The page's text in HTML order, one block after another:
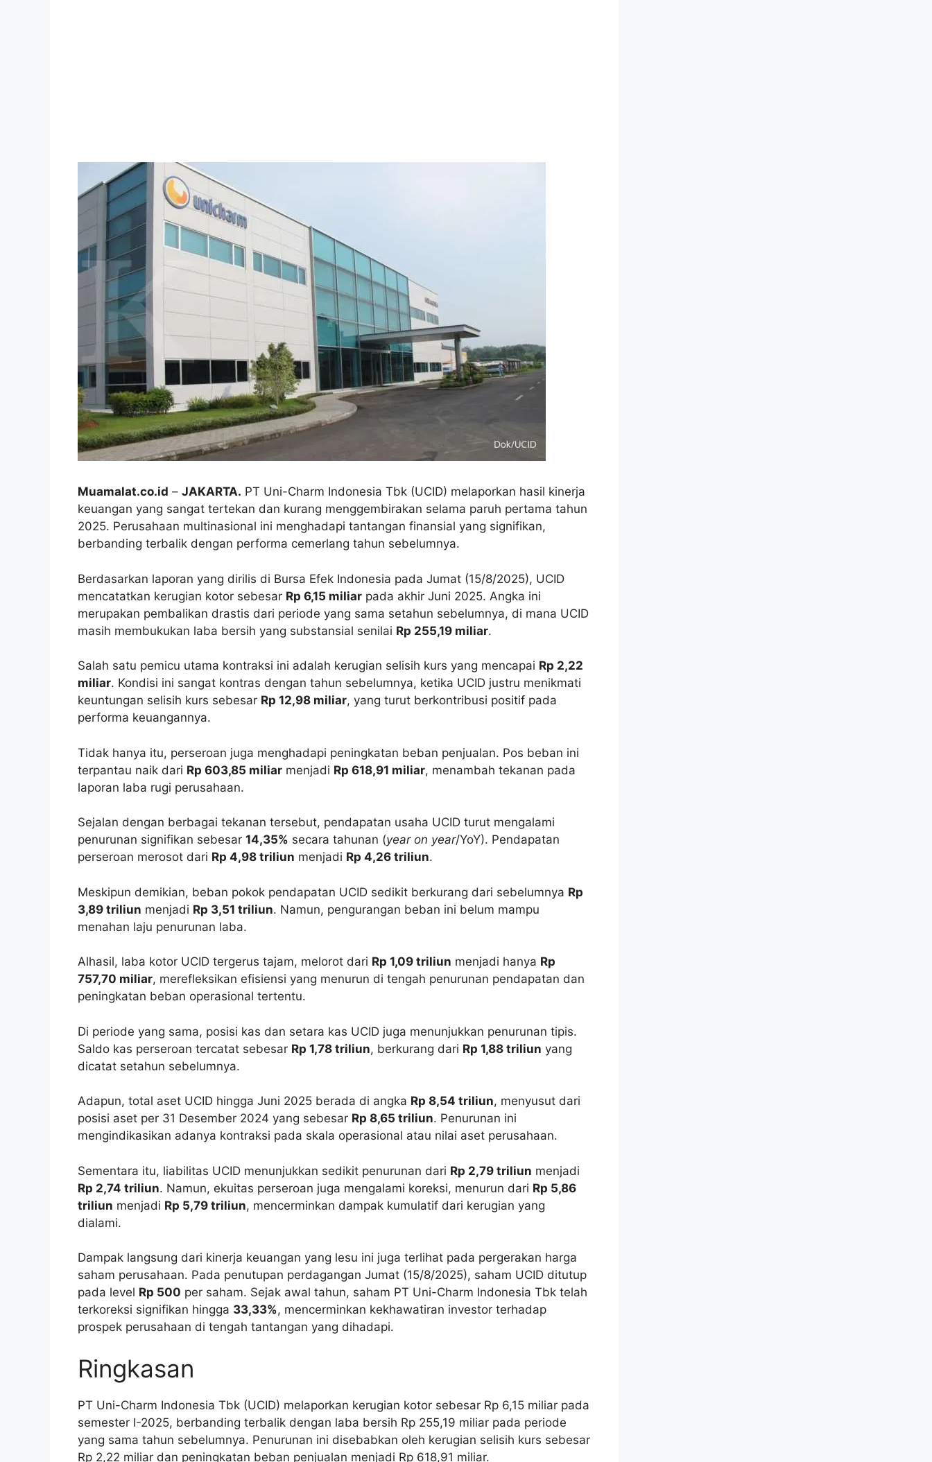
Muamalat.co.id – JAKARTA. PT Uni-Charm Indonesia Tbk (UCID) melaporkan hasil kinerja
keuangan yang sangat tertekan dan kurang menggembirakan selama paruh pertama tahun
2025. Perusahaan multinasional ini menghadapi tantangan finansial yang signifikan,
berbanding terbalik dengan performa cemerlang tahun sebelumnya.
Berdasarkan laporan yang dirilis di Bursa Efek Indonesia pada Jumat (15/8/2025), UCID
mencatatkan kerugian kotor sebesar Rp 6,15 miliar pada akhir Juni 2025. Angka ini
merupakan pembalikan drastis dari periode yang sama setahun sebelumnya, di mana UCID
masih membukukan laba bersih yang substansial senilai Rp 255,19 miliar.
Salah satu pemicu utama kontraksi ini adalah kerugian selisih kurs yang mencapai Rp 2,22
miliar. Kondisi ini sangat kontras dengan tahun sebelumnya, ketika UCID justru menikmati
keuntungan selisih kurs sebesar Rp 12,98 miliar, yang turut berkontribusi positif pada
performa keuangannya.
Tidak hanya itu, perseroan juga menghadapi peningkatan beban penjualan. Pos beban ini
terpantau naik dari Rp 603,85 miliar menjadi Rp 618,91 miliar, menambah tekanan pada
laporan laba rugi perusahaan.
Sejalan dengan berbagai tekanan tersebut, pendapatan usaha UCID turut mengalami
penurunan signifikan sebesar 14,35% secara tahunan (year on year/YoY). Pendapatan
perseroan merosot dari Rp 4,98 triliun menjadi Rp 4,26 triliun.
Meskipun demikian, beban pokok pendapatan UCID sedikit berkurang dari sebelumnya Rp
3,89 triliun menjadi Rp 3,51 triliun. Namun, pengurangan beban ini belum mampu
menahan laju penurunan laba.
Alhasil, laba kotor UCID tergerus tajam, melorot dari Rp 1,09 triliun menjadi hanya Rp
757,70 miliar, merefleksikan efisiensi yang menurun di tengah penurunan pendapatan dan
peningkatan beban operasional tertentu.
Di periode yang sama, posisi kas dan setara kas UCID juga menunjukkan penurunan tipis.
Saldo kas perseroan tercatat sebesar Rp 1,78 triliun, berkurang dari Rp 1,88 triliun yang
dicatat setahun sebelumnya.
Adapun, total aset UCID hingga Juni 2025 berada di angka Rp 8,54 triliun, menyusut dari
posisi aset per 31 Desember 2024 yang sebesar Rp 8,65 triliun. Penurunan ini
mengindikasikan adanya kontraksi pada skala operasional atau nilai aset perusahaan.
Sementara itu, liabilitas UCID menunjukkan sedikit penurunan dari Rp 2,79 triliun menjadi
Rp 2,74 triliun. Namun, ekuitas perseroan juga mengalami koreksi, menurun dari Rp 5,86
triliun menjadi Rp 5,79 triliun, mencerminkan dampak kumulatif dari kerugian yang
dialami.
Dampak langsung dari kinerja keuangan yang lesu ini juga terlihat pada pergerakan harga
saham perusahaan. Pada penutupan perdagangan Jumat (15/8/2025), saham UCID ditutup
pada level Rp 500 per saham. Sejak awal tahun, saham PT Uni-Charm Indonesia Tbk telah
terkoreksi signifikan hingga 33,33%, mencerminkan kekhawatiran investor terhadap
prospek perusahaan di tengah tantangan yang dihadapi.
Ringkasan
PT Uni-Charm Indonesia Tbk (UCID) melaporkan kerugian kotor sebesar Rp 6,15 miliar pada
semester I-2025, berbanding terbalik dengan laba bersih Rp 255,19 miliar pada periode
yang sama tahun sebelumnya. Penurunan ini disebabkan oleh kerugian selisih kurs sebesar
Rp 2,22 miliar dan peningkatan beban penjualan menjadi Rp 618,91 miliar.